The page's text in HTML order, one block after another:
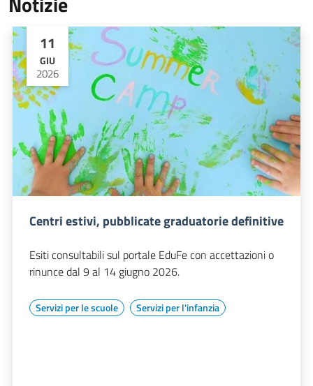
11
GIU
2026
Centri estivi, pubblicate graduatorie definitive
Esiti consultabili sul portale EduFe con accettazioni o
rinunce dal 9 al 14 giugno 2026.
Servizi per le scuole Servizi per l'infanzia